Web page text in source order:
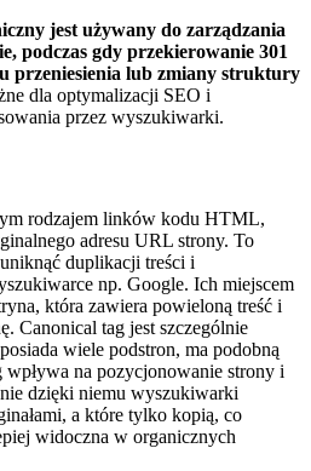
jest używany do zarządzania
podczas gdy przekierowanie 301
przeniesienia lub zmiany struktury
dla optymalizacji SEO i
przez wyszukiwarki.
rodzajem linków kodu HTML,
adresu URL strony. To
duplikacji treści i
np. Google. Ich miejscem
która zawiera powieloną treść i
Canonical tag jest szczególnie
wiele podstron, ma podobną
na pozycjonowanie strony i
dzięki niemu wyszukiwarki
a które tylko kopią, co
widoczna w organicznych